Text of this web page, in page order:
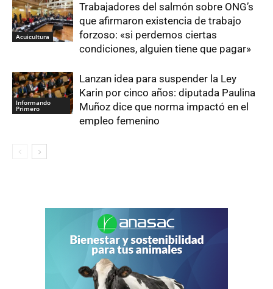
Acuicultura
Trabajadores del salmón sobre ONG’s
que afirmaron existencia de trabajo
forzoso: «si perdemos ciertas
condiciones, alguien tiene que pagar»
Informando
Primero
Lanzan idea para suspender la Ley
Karin por cinco años: diputada Paulina
Muñoz dice que norma impactó en el
empleo femenino